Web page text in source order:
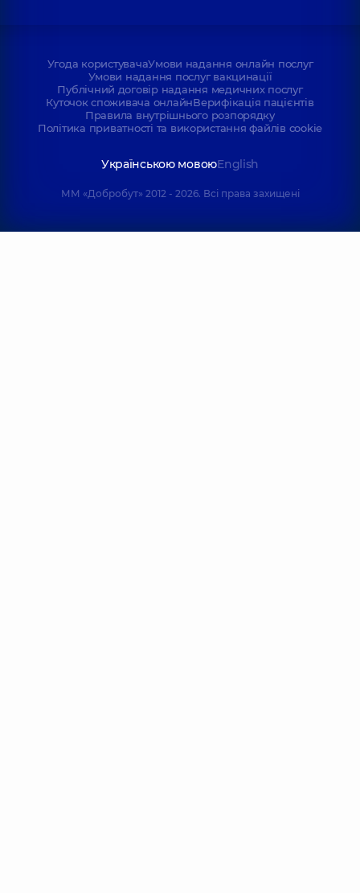
Угода користувачаУмови надання онлайн послуг
Умови надання послуг вакцинації
Публічний договір надання медичних послуг
Куточок споживача онлайнВерифікація пацієнтів
Правила внутрішнього розпорядку
Політика приватності та використання файлів cookie
Українською мовоюEnglish
ММ «Добробут» 2012 - 2026. Всі права захищені